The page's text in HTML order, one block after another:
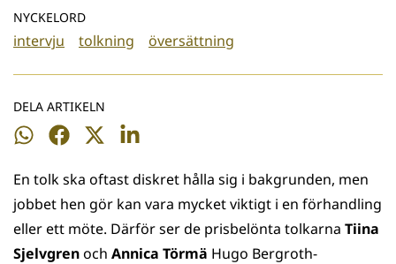
NYCKELORD
intervju tolkning översättning
DELA ARTIKELN
Dela
WhatsApp
Dela
Facebook
Dela
Twitter
Dela
LinkedIn
En tolk ska oftast diskret hålla sig i bakgrunden, men
jobbet hen gör kan vara mycket viktigt i en förhandling
eller ett möte. Därför ser de prisbelönta tolkarna Tiina
Sjelvgrenoch Annica Törmä Hugo Bergroth-